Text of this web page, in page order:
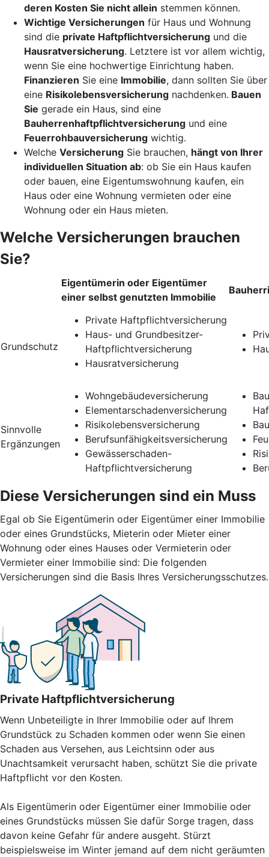
deren Kosten Sie nicht allein stemmen können.
Wichtige Versicherungen für Haus und Wohnung
sind die private Haftpflichtversicherung und die
Hausratversicherung. Letztere ist vor allem wichtig,
wenn Sie eine hochwertige Einrichtung haben.
Finanzieren Sie eine Immobilie, dann sollten Sie über
eine Risikolebensversicherung nachdenken. Bauen
Sie gerade ein Haus, sind eine
Bauherrenhaftpflichtversicherung und eine
Feuerrohbauversicherung wichtig.
Welche Versicherung Sie brauchen, hängt von Ihrer
individuellen Situation ab: ob Sie ein Haus kaufen
oder bauen, eine Eigentumswohnung kaufen, ein
Haus oder eine Wohnung vermieten oder eine
Wohnung oder ein Haus mieten.
Welche Versicherungen brauchen
Sie?
Eigentümerin oder Eigentümer
einer selbst genutzten Immobilie
Grundschutz
Private Haftpflichtversicherung
Haus- und Grundbesitzer-
Haftpflichtversicherung
Hausratversicherung
Sinnvolle
Ergänzungen
Wohngebäudeversicherung
Elementarschadenversicherung
Risikolebensversicherung
Berufsunfähigkeitsversicherung
Gewässerschaden-
Haftpflichtversicherung
Diese Versicherungen sind ein Muss
Egal ob Sie Eigentümerin oder Eigentümer einer Immobilie
oder eines Grundstücks, Mieterin oder Mieter einer
Wohnung oder eines Hauses oder Vermieterin oder
Vermieter einer Immobilie sind: Die folgenden
Versicherungen sind die Basis Ihres Versicherungsschutzes.
Private Haftpflichtversicherung
Wenn Unbeteiligte in Ihrer Immobilie oder auf Ihrem
Grundstück zu Schaden kommen oder wenn Sie einen
Schaden aus Versehen, aus Leichtsinn oder aus
Unachtsamkeit verursacht haben, schützt Sie die private
Haftpflicht vor den Kosten.
Als Eigentümerin oder Eigentümer einer Immobilie oder
eines Grundstücks müssen Sie dafür Sorge tragen, dass
davon keine Gefahr für andere ausgeht. Stürzt
beispielsweise im Winter jemand auf dem nicht geräumten